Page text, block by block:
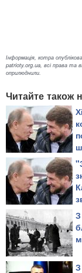
Інформація, котра
patrioty.org.ua, всі права та
оприлюднили.
Читайте також
шматки